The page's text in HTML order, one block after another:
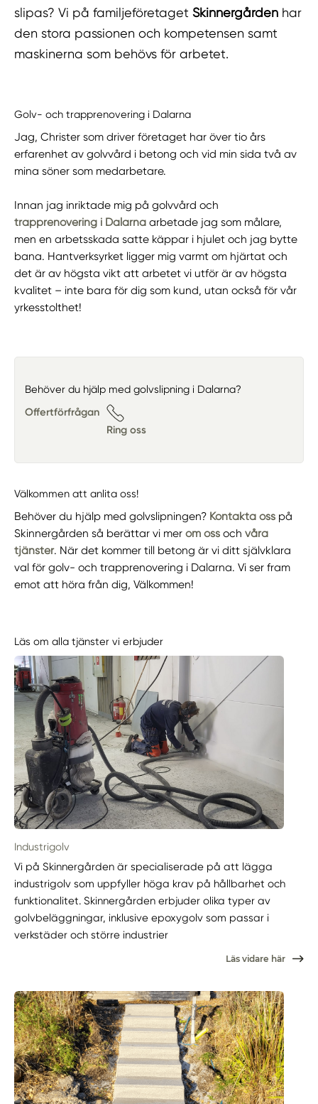
slipas? Vi på familjeföretagetSkinnergården har
den stora passionen och kompetensen samt
maskinerna som behövs för arbetet.
Golv- och trapprenovering i Dalarna
Jag, Christer som driver företaget har över tio års
erfarenhet av golvvård i betong och vid min sida två av
mina söner som medarbetare.
Innan jag inriktade mig på golvvård och
trapprenovering i Dalarna arbetade jag som målare,
men en arbetsskada satte käppar i hjulet och jag bytte
bana. Hantverksyrket ligger mig varmt om hjärtat och
det är av högsta vikt att arbetet vi utför är av högsta
kvalitet – inte bara för dig som kund, utan också för vår
yrkesstolthet!
Behöver du hjälp med golvslipning i Dalarna?
Offertförfrågan
Ring oss
Välkommen att anlita oss!
Behöver du hjälp med golvslipningen? Kontakta oss på
Skinnergården så berättar vi merom oss ochvåra
tjänster. När det kommer till betong är vi ditt självklara
val för golv- och trapprenovering i Dalarna. Vi ser fram
emot att höra från dig, Välkommen!
Läs om alla tjänster vi erbjuder
Industrigolv
Vi på Skinnergården är specialiserade på att lägga
industrigolv som uppfyller höga krav på hållbarhet och
funktionalitet. Skinnergården erbjuder olika typer av
golvbeläggningar, inklusive epoxygolv som passar i
verkstäder och större industrier
Läs vidare här